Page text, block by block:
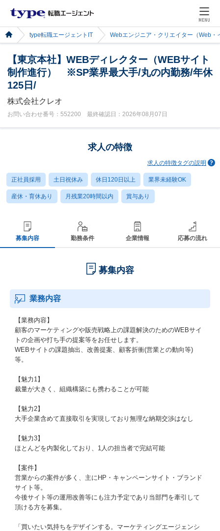
MENU
type転職エージェントIT Webエンジニア・クリエイター（Web・
【東京本社】WEBディレクター（WEBサイト
制作進行） ※SP業界最大手/丸の内勤務/年休
125日/
株式会社クレオ
お問い合わせ番号：552200 最終確認日：2026年08月07日
求人の特徴
求人の特徴タグの説明
正社員採用 土日祝休み 休日120日以上 業界未経験OK
産休・育休あり 月残業20時間以内 賞与あり
募集内容 勤務条件 企業情報 応募の流れ
募集内容
業務内容
【業務内容】
顧客のマーケティングや販売戦略上の課題解決のためのWEBサイ
トの企画や打ち手の提案等をお任せします。
WEBサイトの課題抽出、改善提案、顧客折衝(営業との動向等)
等。
【魅力1】
裁量が大きく、組織構築にも携わることが可能
【魅力2】
大手企業含めて直接取引を実現しており無理な納期交渉はなし
【魅力3】
ほとんどを内製化しており、1人の担当者で完結可能
【案件】
営業からの案件が多く、主にHP・キャンペーンサイト・ブランド
サイト等。
今後サイト等の運用改善等にも注力予定であり当部門を牽引して
頂ける方を募集。
「買いたい気持ちをデザインする。マーケティングエージェンシ